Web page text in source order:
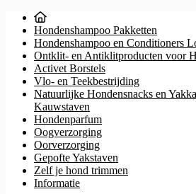
Hondenshampoo Pakketten
Hondenshampoo en Conditioners
Ontklit- en Antiklitproducten voor
Activet Borstels
Vlo- en Teekbestrijding
Natuurlijke Hondensnacks en Yakka
Kauwstaven
Hondenparfum
Oogverzorging
Oorverzorging
Gepofte Yakstaven
Zelf je hond trimmen
Informatie